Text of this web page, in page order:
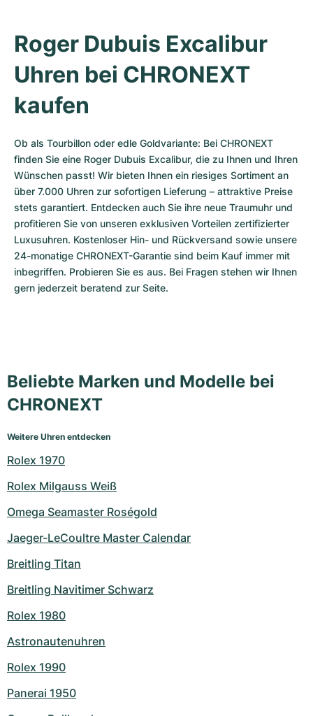
Roger Dubuis Excalibur
Uhren bei CHRONEXT
kaufen
Ob als Tourbillon oder edle Goldvariante: Bei CHRONEXT
finden Sie eine Roger Dubuis Excalibur, die zu Ihnen und Ihren
Wünschen passt! Wir bieten Ihnen ein riesiges Sortiment an
über 7.000 Uhren zur sofortigen Lieferung – attraktive Preise
stets garantiert. Entdecken auch Sie ihre neue Traumuhr und
profitieren Sie von unseren exklusiven Vorteilen zertifizierter
Luxusuhren. Kostenloser Hin- und Rückversand sowie unsere
24-monatige CHRONEXT-Garantie sind beim Kauf immer mit
inbegriffen. Probieren Sie es aus. Bei Fragen stehen wir Ihnen
gern jederzeit beratend zur Seite.
Beliebte Marken und Modelle bei
CHRONEXT
Weitere Uhren entdecken
Rolex 1970
Rolex Milgauss Weiß
Omega Seamaster Roségold
Jaeger-LeCoultre Master Calendar
Breitling Titan
Breitling Navitimer Schwarz
Rolex 1980
Astronautenuhren
Rolex 1990
Panerai 1950